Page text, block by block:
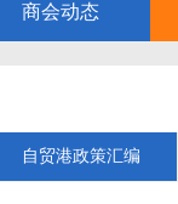
商会动态
自贸港政策汇编